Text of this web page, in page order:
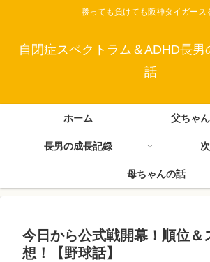
勝っても負けても阪神タイガース
自閉症スペクトラム＆ADHD長男
話
ホーム 父ちゃ
長男の成長記録
母ちゃんの話
今日から公式戦開幕！順位＆
想！【野球話】